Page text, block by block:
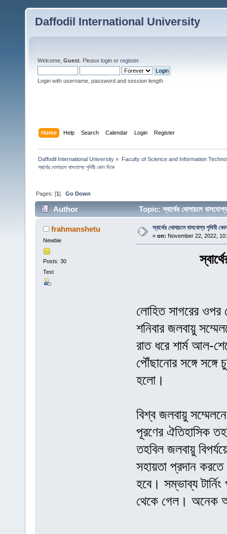
Daffodil International University
Welcome, Guest . Please login or register.
Login with username, password and session length
Home Help Search Calendar Login Register
Daffodil International University » Faculty of Science and Information
স্বার্থের দোলাচলে বাসযোগ্য পৃথিবী কোন দিকে
Pages: [1]Go Down
Author Topic: স্বার্থের দোলাচলে
frahmanshetu
Newbie
Posts: 30
Test
স্বার্থের দোলাচলে বাসযোগ্য পৃথিবী
« on: November 22, 2022,
লোহিত সাগরের
শনিবার জলবায়ু
রাত ধরে শার্ম আল-
পৌঁছানোর সঙ্গে
হলো।
বিশ্ব জলবায়ু
পূরণের ঐতিহাসিক
তহবিল জলবায়ু
সহায়তা প্রদান
হবে। সম্ভাব্য
থেকে গেল। অনেক